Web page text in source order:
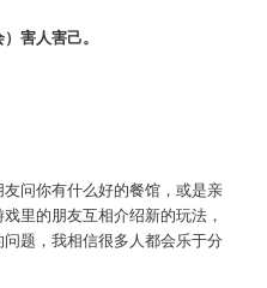
害人害己。
问你有什么好的餐馆，或是亲
里的朋友互相介绍新的玩法，
题，我相信很多人都会乐于分